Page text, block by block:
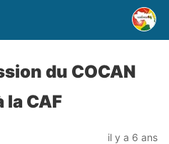
du COCAN
CAF
il y a 6 ans